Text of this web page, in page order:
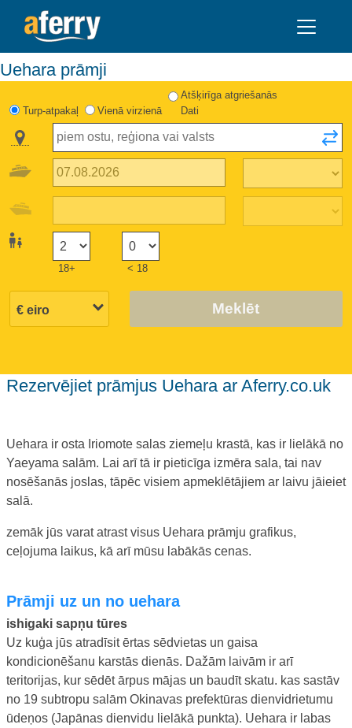
Uehara prāmji
Turp-atpakaļ Vienā virzienā
Atšķirīga atgriešanās
Dati
18+ < 18
Meklēt
Rezervējiet prāmjus Uehara ar Aferry.co.uk
Uehara ir osta Iriomote salas ziemeļu krastā, kas ir lielākā no
Yaeyama salām. Lai arī tā ir pieticīga izmēra sala, tai nav
nosēšanās joslas, tāpēc visiem apmeklētājiem ar laivu jāieiet
salā.
zemāk jūs varat atrast visus Uehara prāmju grafikus,
ceļojuma laikus, kā arī mūsu labākās cenas.
prāmji uz un no uehara
ishigaki sapņu tūres
Uz kuģa jūs atradīsit ērtas sēdvietas un gaisa
kondicionēšanu karstās dienās. Dažām laivām ir arī
teritorijas, kur sēdēt ārpus mājas un baudīt skatu. kas sastāv
no 19 subtropu salām Okinavas prefektūras dienvidrietumu
ūdeņos (Japānas dienvidu lielākā punkta). Uehara ir labas